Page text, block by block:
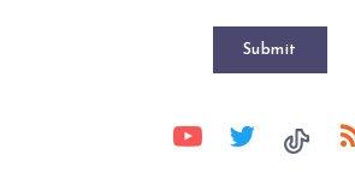
Submit